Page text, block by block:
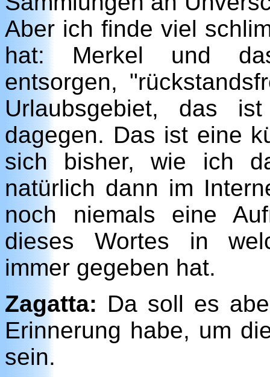
Aber ich finde viel
hat: Merkel und
entsorgen,
Urlaubsgebiet, das
dagegen. Das ist eine
sich bisher, wie ich
natürlich dann im
noch niemals eine
dieses Wortes in
immer gegeben hat.
Zagatta: Da soll es
Erinnerung habe, um
sein.